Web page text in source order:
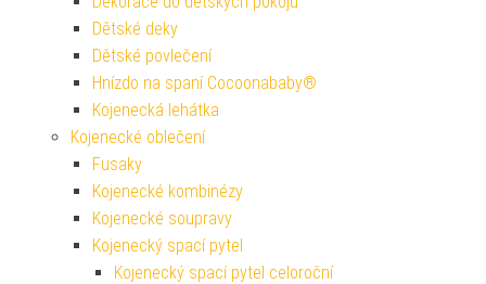
Dětské deky
Dětské povlečení
Hnízdo na spaní Cocoonababy®
Kojenecká lehátka
Kojenecké oblečení
Fusaky
Kojenecké kombinézy
Kojenecké soupravy
Kojenecký spací pytel
Kojenecký spací pytel celoroční